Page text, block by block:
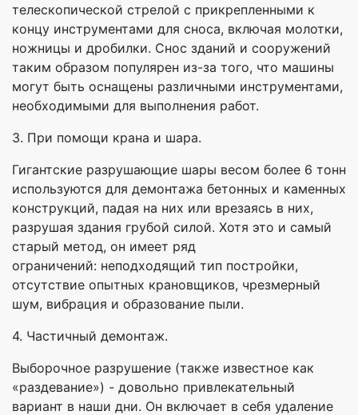
телескопической стрелой с прикрепленными к
концу инструментами для сноса, включая молотки,
ножницы и дробилки. Снос зданий и сооружений
таким образом популярен из-за того, что машины
могут быть оснащены различными инструментами,
необходимыми для выполнения работ.
3. При помощи крана и шара.
Гигантские разрушающие шары весом более 6 тонн
используются для демонтажа бетонных и каменных
конструкций, падая на них или врезаясь в них,
разрушая здания грубой силой. Хотя это и самый
старый метод, он имеет ряд
ограничений: неподходящий тип постройки,
отсутствие опытных крановщиков, чрезмерный
шум, вибрация и образование пыли.
4. Частичный демонтаж.
Выборочное разрушение (также известное как
«раздевание») - довольно привлекательный
вариант в наши дни. Он включает в себя удаление